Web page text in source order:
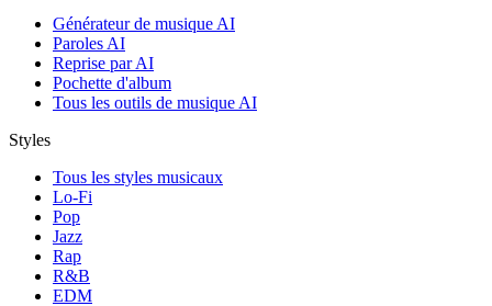
Générateur de musique AI
Paroles AI
Reprise par AI
Pochette d'album
Tous les outils de musique AI
Styles
Tous les styles musicaux
Lo-Fi
Pop
Jazz
Rap
R&B
EDM